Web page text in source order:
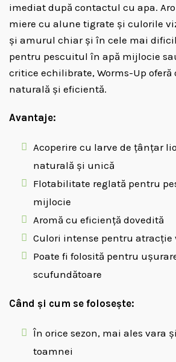
imediat după contactul cu apa.
miere cu alune tigrate și culorile
și amurul chiar și în cele mai
pentru pescuitul în apă mijlocie
critice echilibrate, Worms-Up oferă
naturală și eficientă.
Avantaje:
Acoperire cu larve de țânțar
naturală și unică
Flotabilitate reglată pentru
mijlocie
Aromă cu eficiență dovedită
Culori intense pentru atracție
Poate fi folosită pentru
scufundătoare
Când și cum se folosește:
În orice sezon, mai ales vara
toamnei